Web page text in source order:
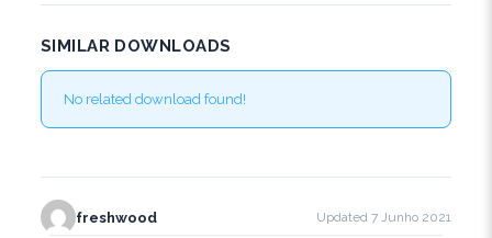
SIMILAR DOWNLOADS
No related download found!
freshwood Updated 7 Junho 2021